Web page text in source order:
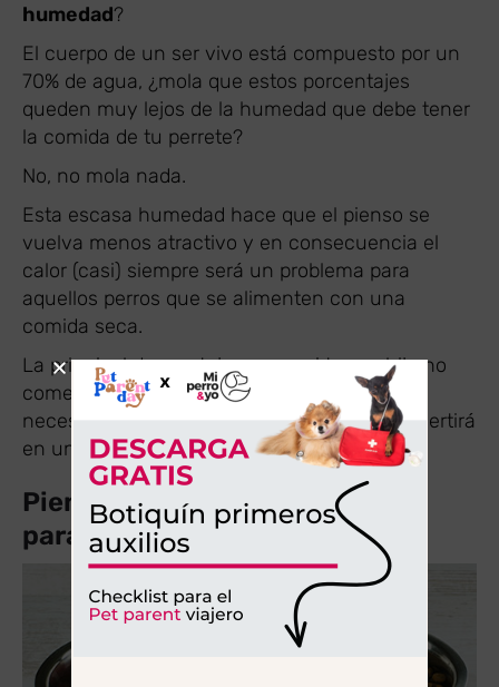
humedad?
El cuerpo de un ser vivo está compuesto por un
70% de agua, ¿mola que estos porcentajes
queden muy lejos de la humedad que debe tener
la comida de tu perrete?
No, no mola nada.
Esta escasa humedad hace que el pienso se
vuelva menos atractivo y en consecuencia el
calor (casi) siempre será un problema para
aquellos perros que se alimenten con una
comida seca.
La principal desventaja es que si tu perrhijo no
come la cantidad suficiente para cubrir sus
necesidades nutricionales el verano se convertirá
en un agobio crónico.
Pienso seco vs. Comida fresca
para perros en verano